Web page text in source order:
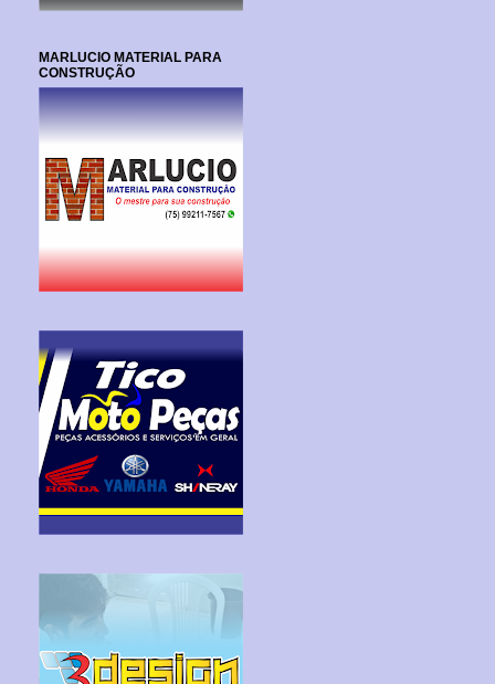
MARLUCIO MATERIAL PARA
CONSTRUÇÃO